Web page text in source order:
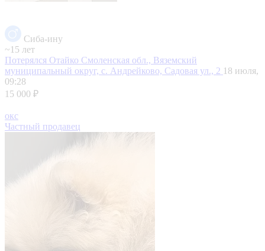
Сиба-ину
~15 лет
Потерялся Отайко Смоленская обл., Вяземский
муниципальный округ, с. Андрейково, Садовая ул., 2 18 июля,
09:28
15 000 ₽
окс
Частный продавец